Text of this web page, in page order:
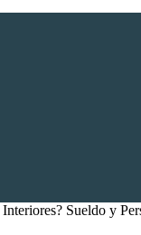
Sueldo y